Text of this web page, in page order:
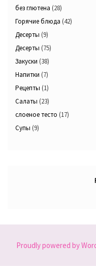
без глютена (28)
Горячие блюда (42)
Десерты (9)
Десерты (75)
Закуски (38)
Напитки (7)
Рецепты (1)
Салаты (23)
слоеное тесто (17)
Супы (9)
Proudly powered by